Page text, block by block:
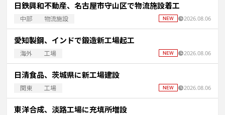
日鉄興和不動産、名古屋市守山区で物流施設着工
中部 物流施設 2026.08.06
愛知製鋼、インドで鍛造新工場起工
海外 工場 2026.08.06
日清食品、茨城県に新工場建設
関東 工場 2026.08.06
東洋合成、淡路工場に充填所増設